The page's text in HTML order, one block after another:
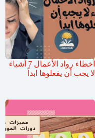
أخطاء رواد الأعمال 7 أشياء
لا يجب أن يفعلوها ابداً